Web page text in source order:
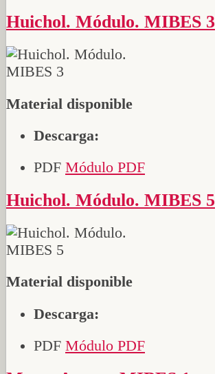
Huichol. Módulo. MIBES 3
Material disponible
Descarga:
PDF Módulo PDF
Huichol. Módulo. MIBES 5
Material disponible
Descarga:
PDF Módulo PDF